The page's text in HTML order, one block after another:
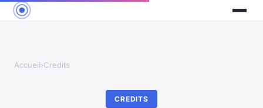
Accueil›Credits
CREDITS